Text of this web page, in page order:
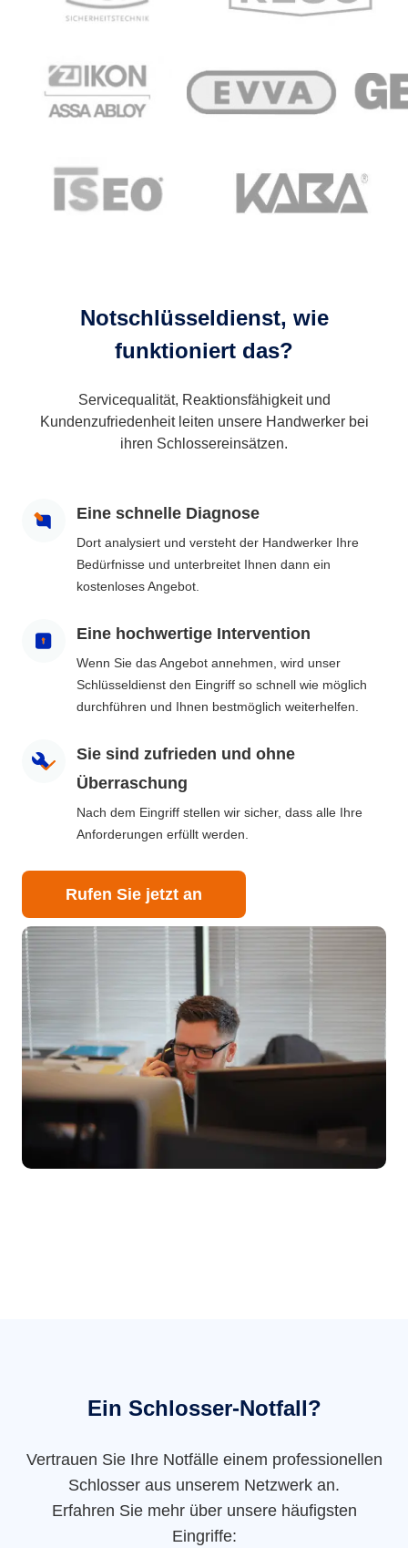
Notschlüsseldienst, wie
funktioniert das?
Servicequalität, Reaktionsfähigkeit und
Kundenzufriedenheit leiten unsere Handwerker bei
ihren Schlossereinsätzen.
Eine schnelle Diagnose
Dort analysiert und versteht der Handwerker Ihre
Bedürfnisse und unterbreitet Ihnen dann ein
kostenloses Angebot.
Eine hochwertige Intervention
Wenn Sie das Angebot annehmen, wird unser
Schlüsseldienst den Eingriff so schnell wie möglich
durchführen und Ihnen bestmöglich weiterhelfen.
Sie sind zufrieden und ohne
Überraschung
Nach dem Eingriff stellen wir sicher, dass alle Ihre
Anforderungen erfüllt werden.
Rufen Sie jetzt an
Ein Schlosser-Notfall?
Vertrauen Sie Ihre Notfälle einem professionellen
Schlosser aus unserem Netzwerk an.
Erfahren Sie mehr über unsere häufigsten
Eingriffe: